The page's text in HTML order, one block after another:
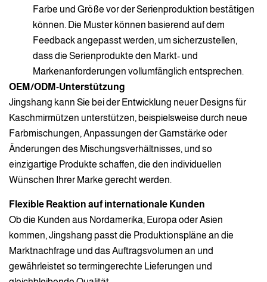
Farbe und Größe vor der Serienproduktion bestätigen
können. Die Muster können basierend auf dem
Feedback angepasst werden, um sicherzustellen,
dass die Serienprodukte den Markt- und
Markenanforderungen vollumfänglich entsprechen.
OEM/ODM-Unterstützung
Jingshang kann Sie bei der Entwicklung neuer Designs für
Kaschmirmützen unterstützen, beispielsweise durch neue
Farbmischungen, Anpassungen der Garnstärke oder
Änderungen des Mischungsverhältnisses, und so
einzigartige Produkte schaffen, die den individuellen
Wünschen Ihrer Marke gerecht werden.
Flexible Reaktion auf internationale Kunden
Ob die Kunden aus Nordamerika, Europa oder Asien
kommen, Jingshang passt die Produktionspläne an die
Marktnachfrage und das Auftragsvolumen an und
gewährleistet so termingerechte Lieferungen und